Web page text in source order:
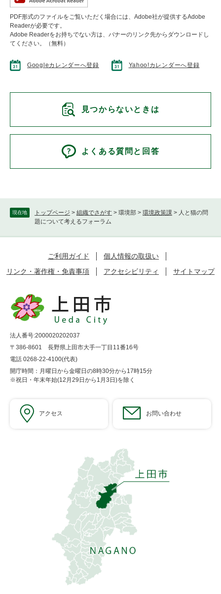
現在地 トップページ > 組織でさがす > 環境部 > 環境政策課 > 人と猫の問
題について考えるフォーラム
PDF形式のファイルをご覧いただく場合には、Adobe社が提供するAdobe
Readerが必要です。
Adobe Readerをお持ちでない方は、バナーのリンク先からダウンロードし
てください。（無料）
Googleカレンダーへ登録 Yahoo!カレンダーへ登録
見つからないときは
よくある質問と回答
ご利用ガイド
個人情報の取扱い
リンク・著作権・免責事項
アクセシビリティ サイトマップ
法人番号:2000020202037
〒386-8601 長野県上田市大手一丁目11番16号
電話 0268-22-4100(代表)
開庁時間：月曜日から金曜日の8時30分から17時15分
※祝日・年末年始(12月29日から1月3日)を除く
アクセス お問い合わせ